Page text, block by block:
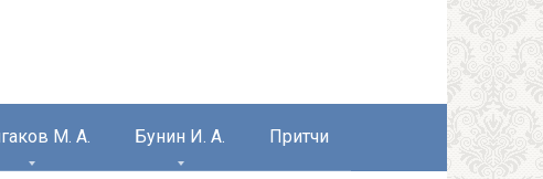
М. А. Бунин И. А. Притчи